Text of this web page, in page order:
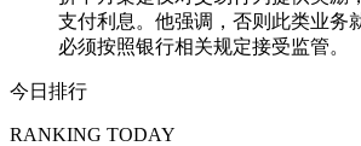
支付利息。他强调，否则此类业务
必须按照银行相关规定接受监管。
今日排行
RANKING TODAY